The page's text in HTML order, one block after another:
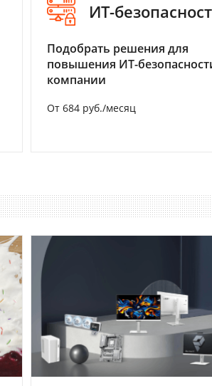
ИТ-
Подобрать решения для
повышения ИТ-
компании
От 684 руб./месяц